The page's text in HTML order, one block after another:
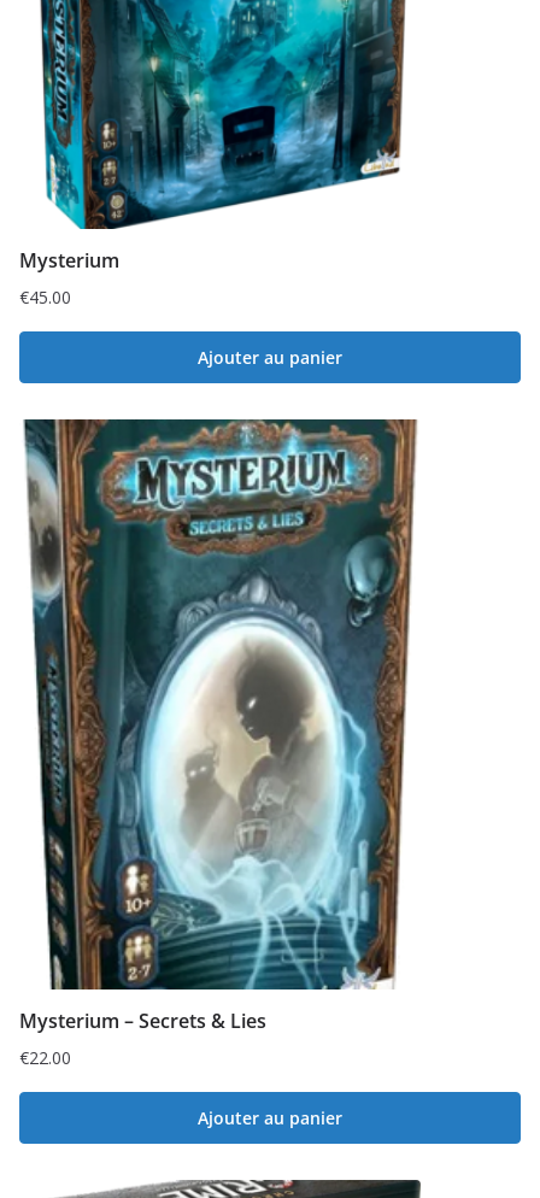
Mysterium
€45.00
Ajouter au panier
Mysterium – Secrets & Lies
€22.00
Ajouter au panier